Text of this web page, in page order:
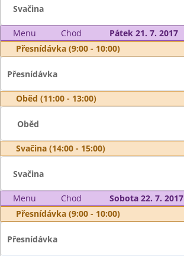
Svačina
Menu Chod
Pátek 21. 7. 2017
Přesnídávka (9:00 - 10:00)
Přesnídávka
Oběd (11:00 - 13:00)
Oběd
Svačina (14:00 - 15:00)
Svačina
Menu Chod
Sobota 22. 7. 2017
Přesnídávka (9:00 - 10:00)
Přesnídávka